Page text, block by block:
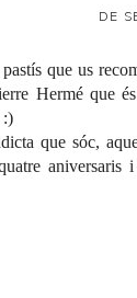
DE
que us
Hermé que
que sóc,